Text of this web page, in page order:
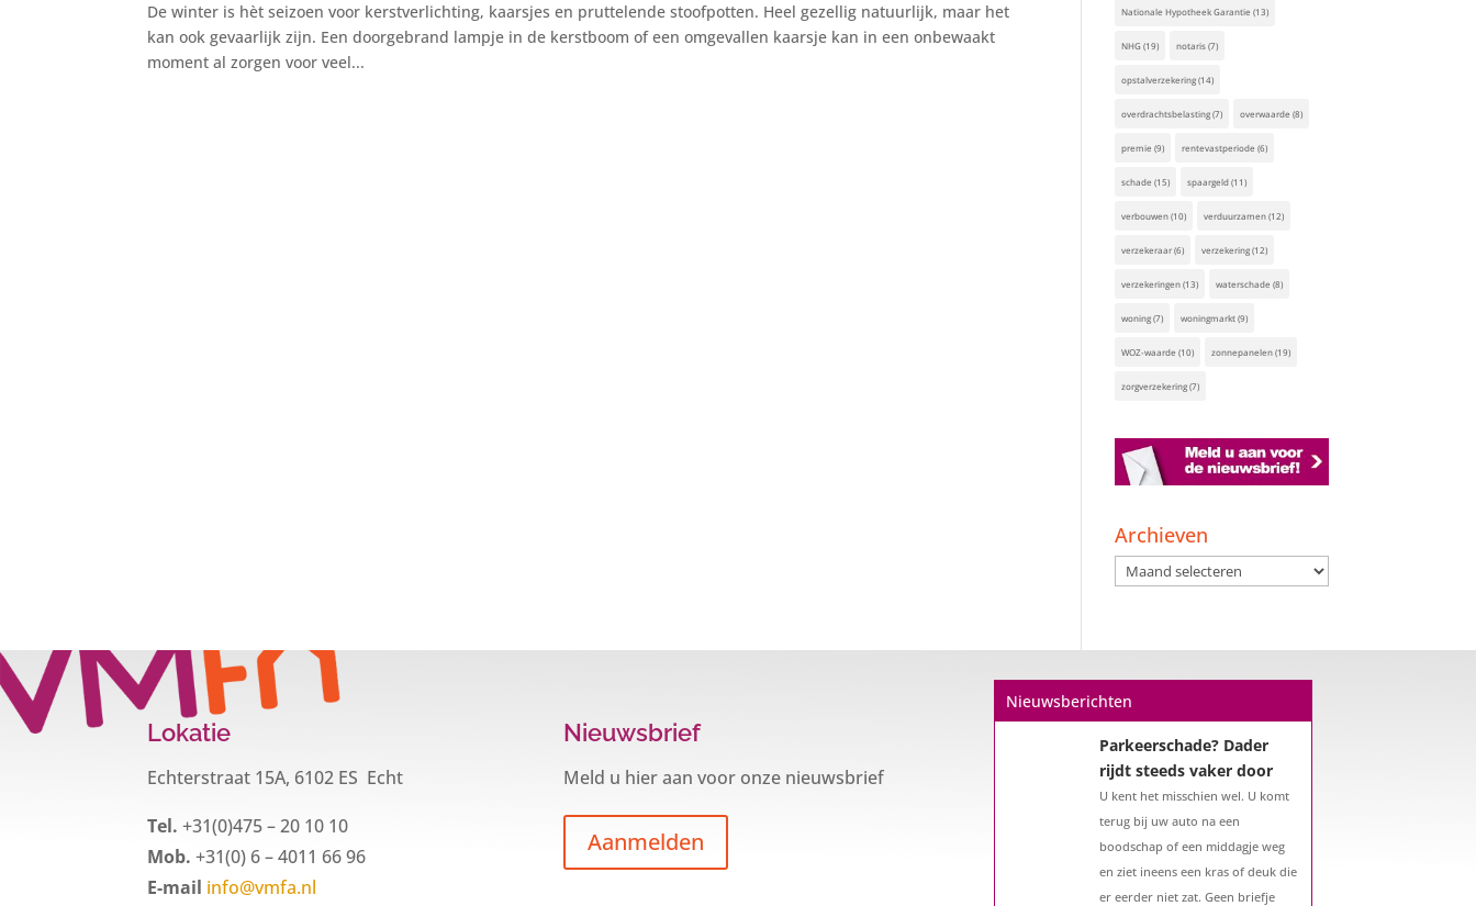
De winter is hèt seizoen voor kerstverlichting, kaarsjes en pruttelende stoofpotten. Heel gezellig natuurlijk, maar het
kan ook gevaarlijk zijn. Een doorgebrand lampje in de kerstboom of een omgevallen kaarsje kan in een onbewaakt
moment al zorgen voor veel...
Nationale Hypotheek Garantie (13)
NHG(19) notaris(7)
opstalverzekering(14)
overdrachtsbelasting(7) overwaarde (8)
premie (9) rentevastperiode (6)
schade (15) spaargeld(11)
verbouwen(10) verduurzamen(12)
verzekeraar(6) verzekering(12)
verzekeringen(13) waterschade (8)
woning(7) woningmarkt(9)
WOZ-waarde (10) zonnepanelen(19)
zorgverzekering(7)
Archieven
Archieven
Lokatie
Echterstraat 15A, 6102 ES Echt
Tel. +31(0)475 – 20 10 10
Mob. +31(0) 6 – 4011 66 96
E-mail info@vmfa.nl
Nieuwsbrief
Meld u hier aan voor onze nieuwsbrief
Aanmelden
Nieuwsberichten
Een hypotheek na uw
mogelijkheden
De woningmarkt is nog steeds in
beweging. Misschien denkt u na
hypotheek als u 57 jaar of ouder
bent?...
Parkeerschade? Dader
rijdt steeds vaker door
U kent het misschien wel. U komt
terug bij uw auto na een
boodschap of een middagje weg
en ziet ineens een kras of deuk die
er eerder niet zat. Geen briefje